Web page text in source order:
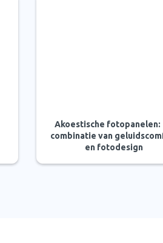
Akoestische fotopanelen:
combinatie van
en fotodesign